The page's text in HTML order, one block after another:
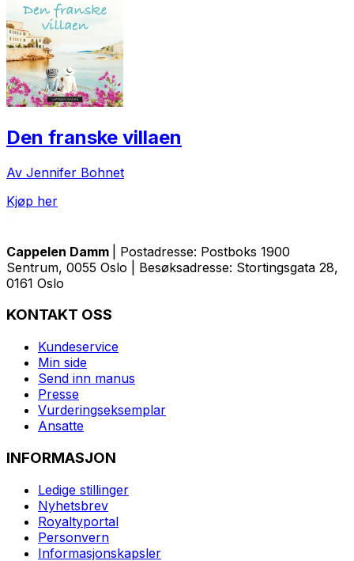
Den franske villaen
Av Jennifer Bohnet
Kjøp her
Cappelen Damm
| Postadresse: Postboks 1900
Sentrum, 0055 Oslo | Besøksadresse: Stortingsgata 28,
0161 Oslo
KONTAKT OSS
Kundeservice
Min side
Send inn manus
Presse
Vurderingseksemplar
Ansatte
INFORMASJON
Ledige stillinger
Nyhetsbrev
Royaltyportal
Personvern
Informasjonskapsler